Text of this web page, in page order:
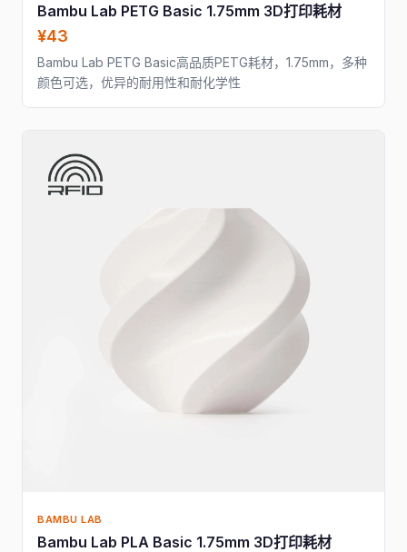
Bambu Lab PETG Basic 1.75mm 3D打印耗材
¥43
Bambu Lab PETG Basic高品质PETG耗材，1.75mm，多种
颜色可选，优异的耐用性和耐化学性
BAMBU LAB
Bambu Lab PLA Basic 1.75mm 3D打印耗材